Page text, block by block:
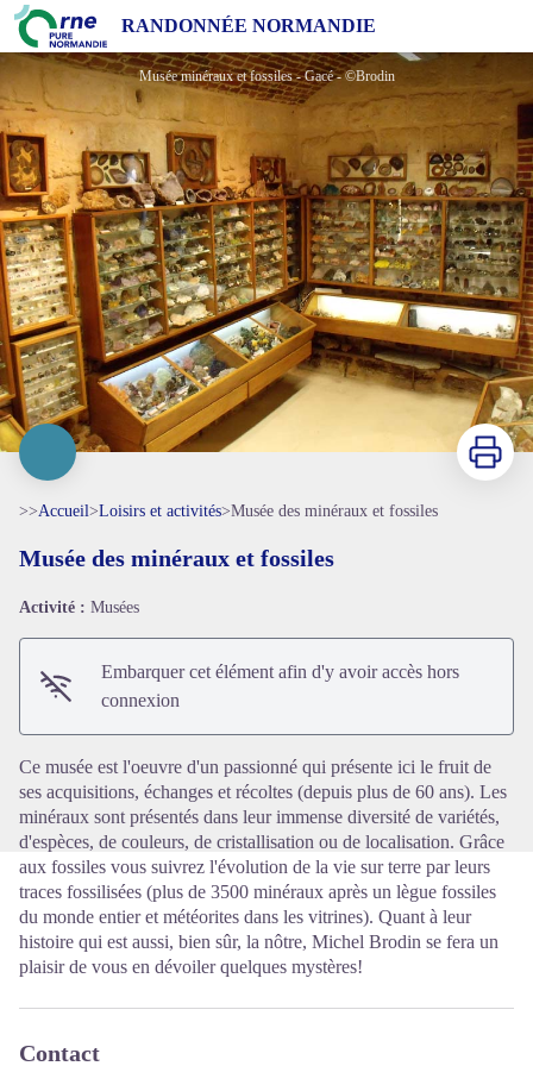
RANDONNÉE NORMANDIE
Musée des minéraux et fossiles
Musée minéraux et fossiles - Gacé - ©Brodin
Voir l'image en plein écran
Imprimer
>>Accueil>Loisirs et activités>Musée des minéraux et fossiles
Musée des minéraux et fossiles
Activité : Musées
Embarquer cet élément afin d'y avoir accès hors
connexion
Ce musée est l'oeuvre d'un passionné qui présente ici le fruit de
ses acquisitions, échanges et récoltes (depuis plus de 60 ans). Les
minéraux sont présentés dans leur immense diversité de variétés,
d'espèces, de couleurs, de cristallisation ou de localisation. Grâce
aux fossiles vous suivrez l'évolution de la vie sur terre par leurs
traces fossilisées (plus de 3500 minéraux après un lègue fossiles
du monde entier et météorites dans les vitrines). Quant à leur
histoire qui est aussi, bien sûr, la nôtre, Michel Brodin se fera un
plaisir de vous en dévoiler quelques mystères!
Contact